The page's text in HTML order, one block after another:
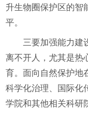
升生物圈保护区的智
平。
三要加强能力建
离不开人，尤其是热
育。面向自然保护地
科学化治理、国际化
学院和其他相关科研